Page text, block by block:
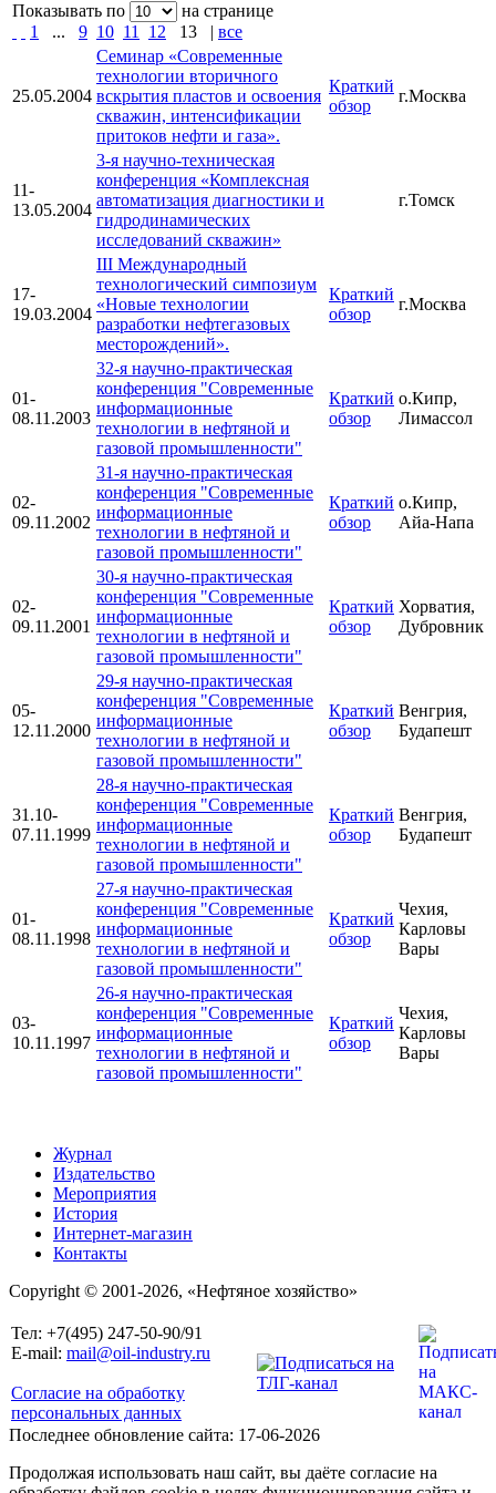
Показывать по
на странице
1
... 9 10 11 12 13 | все
25.05.2004
Семинар «Современные
технологии вторичного
вскрытия пластов и освоения
скважин, интенсификации
притоков нефти и газа».
Краткий
обзор
г.Москва
11-
13.05.2004
3-я научно-техническая
конференция «Комплексная
автоматизация диагностики и
гидродинамических
исследований скважин»
г.Томск
17-
19.03.2004
III Международный
технологический симпозиум
«Новые технологии
разработки нефтегазовых
месторождений».
Краткий
обзор
г.Москва
01-
08.11.2003
32-я научно-практическая
конференция "Современные
информационные
технологии в нефтяной и
газовой промышленности"
Краткий
обзор
о.Кипр,
Лимассол
02-
09.11.2002
31-я научно-практическая
конференция "Современные
информационные
технологии в нефтяной и
газовой промышленности"
Краткий
обзор
о.Кипр,
Айа-Напа
02-
09.11.2001
30-я научно-практическая
конференция "Современные
информационные
технологии в нефтяной и
газовой промышленности"
Краткий
обзор
Хорватия,
Дубровник
05-
12.11.2000
29-я научно-практическая
конференция "Современные
информационные
технологии в нефтяной и
газовой промышленности"
Краткий
обзор
Венгрия,
Будапешт
31.10-
07.11.1999
28-я научно-практическая
конференция "Современные
информационные
технологии в нефтяной и
газовой промышленности"
Краткий
обзор
Венгрия,
Будапешт
01-
08.11.1998
27-я научно-практическая
конференция "Современные
информационные
технологии в нефтяной и
газовой промышленности"
Краткий
обзор
Чехия,
Карловы
Вары
03-
10.11.1997
26-я научно-практическая
конференция "Современные
информационные
технологии в нефтяной и
газовой промышленности"
Краткий
обзор
Чехия,
Карловы
Вары
Журнал
Издательство
Мероприятия
История
Интернет-магазин
Контакты
Copyright © 2001-2026, «Нефтяное хозяйство»
Тел: +7(495) 247-50-90/91
E-mail: mail@oil-industry.ru
Согласие на обработку
персональных данных
Последнее обновление сайта: 17-06-2026
Продолжая использовать наш сайт, вы даёте согласие на